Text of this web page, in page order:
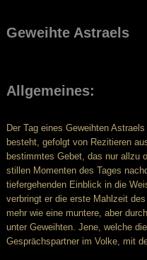
Geweihte Astraels
Allgemeines:
Der Tag eines Geweihten
besteht, gefolgt von Rezitieren
bestimmtes Gebet, das nur allzu
stillen Momenten des Tages
tiefergehenden Einblick in die
verbringt er die erste Mahlzeit
mehr wie eine muntere, aber
unter Geweihten. Jene, welche
Gesprächspartner im Volke, mit